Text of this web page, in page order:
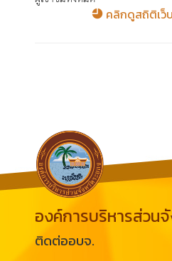
คลิกดูสถิติเว็
องค์การบริหารส่วน
ติดต่ออบจ.